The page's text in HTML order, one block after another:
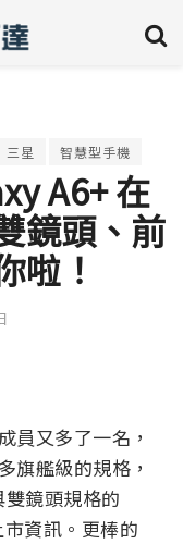
三星 智慧型手機
A6+ 在
鏡頭、前
啦！
員又多了一名，
旗艦級的規格，
鏡頭規格的
資訊。更棒的